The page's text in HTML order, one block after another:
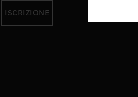
ISCRIZIONE